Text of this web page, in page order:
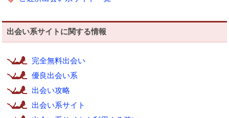
出会い系サイトに関する情報
完全無料出会い
優良出会い系
出会い攻略
出会い系サイト